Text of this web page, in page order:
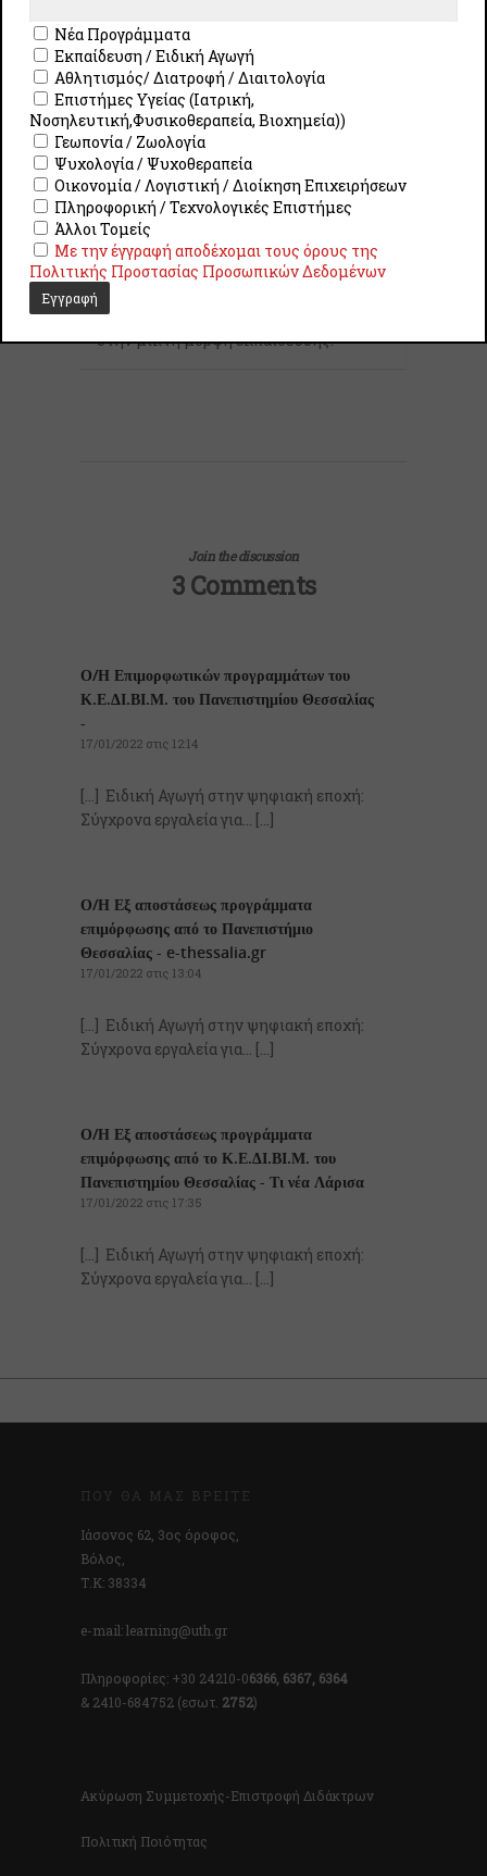
Επιστημονικοί Συνεργάτες
Την επιστημονική εποπτεία του
προγράμματος έχει η
Σωτηρία Τζιβινίκουτου Παιδαγωγικού
Τμήματος Ειδικής Αγωγής του
Πανεπιστημίου Θεσσαλίας και με
γνωστικό αντικείμενο «Μαθησιακές
Δυσκολίες-Διδακτικές Προσεγγίσεις».
αποστάσεως εκπαίδευση, καθώς και
στην μικτή μορφή εκπαίδευσης.
Join the discussion
3 Comments
Ο/Η Επιμορφωτικών προγραμμάτων του
Κ.Ε.ΔΙ.ΒΙ.Μ. του Πανεπιστημίου Θεσσαλίας
-
17/01/2022 στις 12:14
[…] Ειδική Αγωγή στην ψηφιακή εποχή:
Σύγχρονα εργαλεία για… […]
Ο/Η Εξ αποστάσεως προγράμματα
επιμόρφωσης από το Πανεπιστήμιο
Θεσσαλίας - e-thessalia.gr
17/01/2022 στις 13:04
[…] Ειδική Αγωγή στην ψηφιακή εποχή:
Σύγχρονα εργαλεία για… […]
Ο/Η Εξ αποστάσεως προγράμματα
επιμόρφωσης από το Κ.Ε.ΔΙ.ΒΙ.Μ. του
Πανεπιστημίου Θεσσαλίας - Τι νέα Λάρισα
17/01/2022 στις 17:35
[…] Ειδική Αγωγή στην ψηφιακή εποχή:
Σύγχρονα εργαλεία για… […]
ΠΟΎ ΘΑ ΜΑΣ ΒΡΕΊΤΕ
Ιάσονος 62, 3ος όροφος,
Βόλος,
Τ.Κ: 38334
e-mail: learning@uth.gr
Πληροφορίες: +30 24210-06366, 6367, 6364
& 2410-684752 (εσωτ. 2752)
Ακύρωση Συμμετοχής-Επιστροφή Διδάκτρων
Πολιτική Ποιότητας
Νέα Προγράμματα
Εκπαίδευση / Ειδική Αγωγή
Αθλητισμός/ Διατροφή / Διαιτολογία
Επιστήμες Υγείας (Ιατρική,
Νοσηλευτική,Φυσικοθεραπεία, Βιοχημεία))
Γεωπονία / Ζωολογία
Ψυχολογία / Ψυχοθεραπεία
Οικονομία / Λογιστική / Διοίκηση Επιχειρήσεων
Πληροφορική / Τεχνολογικές Επιστήμες
Άλλοι Τομείς
Με την έγγραφή αποδέχομαι τους όρους της
Πολιτικής Προστασίας Προσωπικών Δεδομένων